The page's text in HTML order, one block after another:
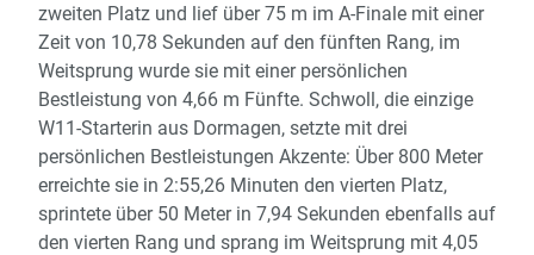
zweiten Platz und lief über 75 m im A-Finale mit einer
Zeit von 10,78 Sekunden auf den fünften Rang, im
Weitsprung wurde sie mit einer persönlichen
Bestleistung von 4,66 m Fünfte. Schwoll, die einzige
W11-Starterin aus Dormagen, setzte mit drei
persönlichen Bestleistungen Akzente: Über 800 Meter
erreichte sie in 2:55,26 Minuten den vierten Platz,
sprintete über 50 Meter in 7,94 Sekunden ebenfalls auf
den vierten Rang und sprang im Weitsprung mit 4,05